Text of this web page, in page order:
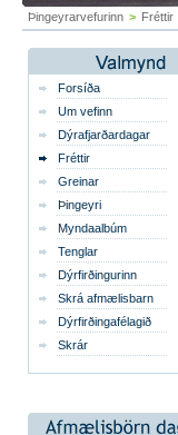
Þingeyrarvefurinn > Fréttir
Forsíða
Um vefinn
Dýrafjarðardagar
Fréttir
Greinar
Þingeyri
Myndaalbúm
Tenglar
Dýrfirðingurinn
Skrá afmælisbarn
Dýrfirðingafélagið
Skrár